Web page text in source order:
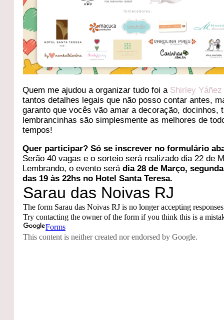
Quem me ajudou a organizar tudo foi a Shirley Yáñez
tantos detalhes legais que não posso contar antes,
garanto que vocês vão amar a decoração, docinhos,
lembrancinhas são simplesmente as melhores de
tempos!
Quer participar? Só se inscrever no formulário
Serão 40 vagas e o sorteio será realizado dia 22 de
Lembrando, o evento serádia 28 de Março,
das 19 às 22hs no Hotel Santa Teresa.